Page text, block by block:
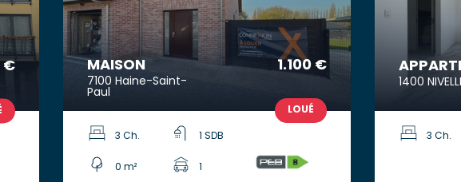
€ MAISON 1.100 €
7100 Haine-Saint-
Paul
LOUÉ
3 Ch. 1 SDB
0 m²
1400
3 Ch.